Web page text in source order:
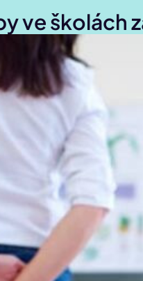
ve školách